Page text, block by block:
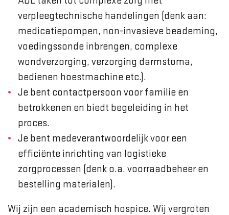
verpleegtechnische handelingen (denk aan:
medicatiepompen, non-invasieve beademing,
voedingssonde inbrengen, complexe
wondverzorging, verzorging darmstoma,
bedienen hoestmachine etc.).
Je bent contactpersoon voor familie en
betrokkenen en biedt begeleiding in het
proces.
Je bent medeverantwoordelijk voor een
efficiënte inrichting van logistieke
zorgprocessen (denk o.a. voorraadbeheer en
bestelling materialen).
Wij zijn een academisch hospice. Wij vergroten